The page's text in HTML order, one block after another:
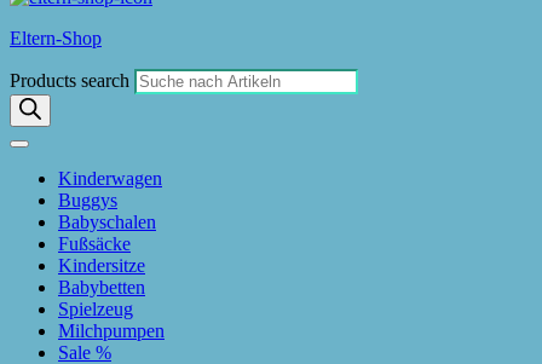
Eltern-Shop
Products search
Kinderwagen
Buggys
Babyschalen
Fußsäcke
Kindersitze
Babybetten
Spielzeug
Milchpumpen
Sale %